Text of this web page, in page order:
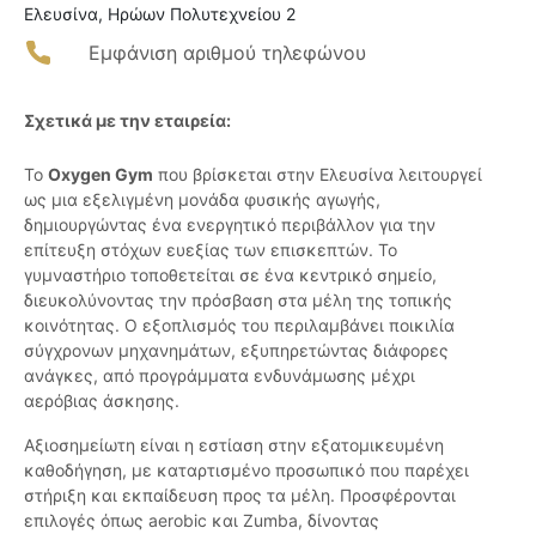
Ελευσίνα, Ηρώων Πολυτεχνείου 2
Εμφάνιση αριθμού τηλεφώνου
Σχετικά με την εταιρεία:
Το Oxygen Gym που βρίσκεται στην Ελευσίνα λειτουργεί
ως μια εξελιγμένη μονάδα φυσικής αγωγής,
δημιουργώντας ένα ενεργητικό περιβάλλον για την
επίτευξη στόχων ευεξίας των επισκεπτών. Το
γυμναστήριο τοποθετείται σε ένα κεντρικό σημείο,
διευκολύνοντας την πρόσβαση στα μέλη της τοπικής
κοινότητας. Ο εξοπλισμός του περιλαμβάνει ποικιλία
σύγχρονων μηχανημάτων, εξυπηρετώντας διάφορες
ανάγκες, από προγράμματα ενδυνάμωσης μέχρι
αερόβιας άσκησης.
Αξιοσημείωτη είναι η εστίαση στην εξατομικευμένη
καθοδήγηση, με καταρτισμένο προσωπικό που παρέχει
στήριξη και εκπαίδευση προς τα μέλη. Προσφέρονται
επιλογές όπως aerobic και Zumba, δίνοντας